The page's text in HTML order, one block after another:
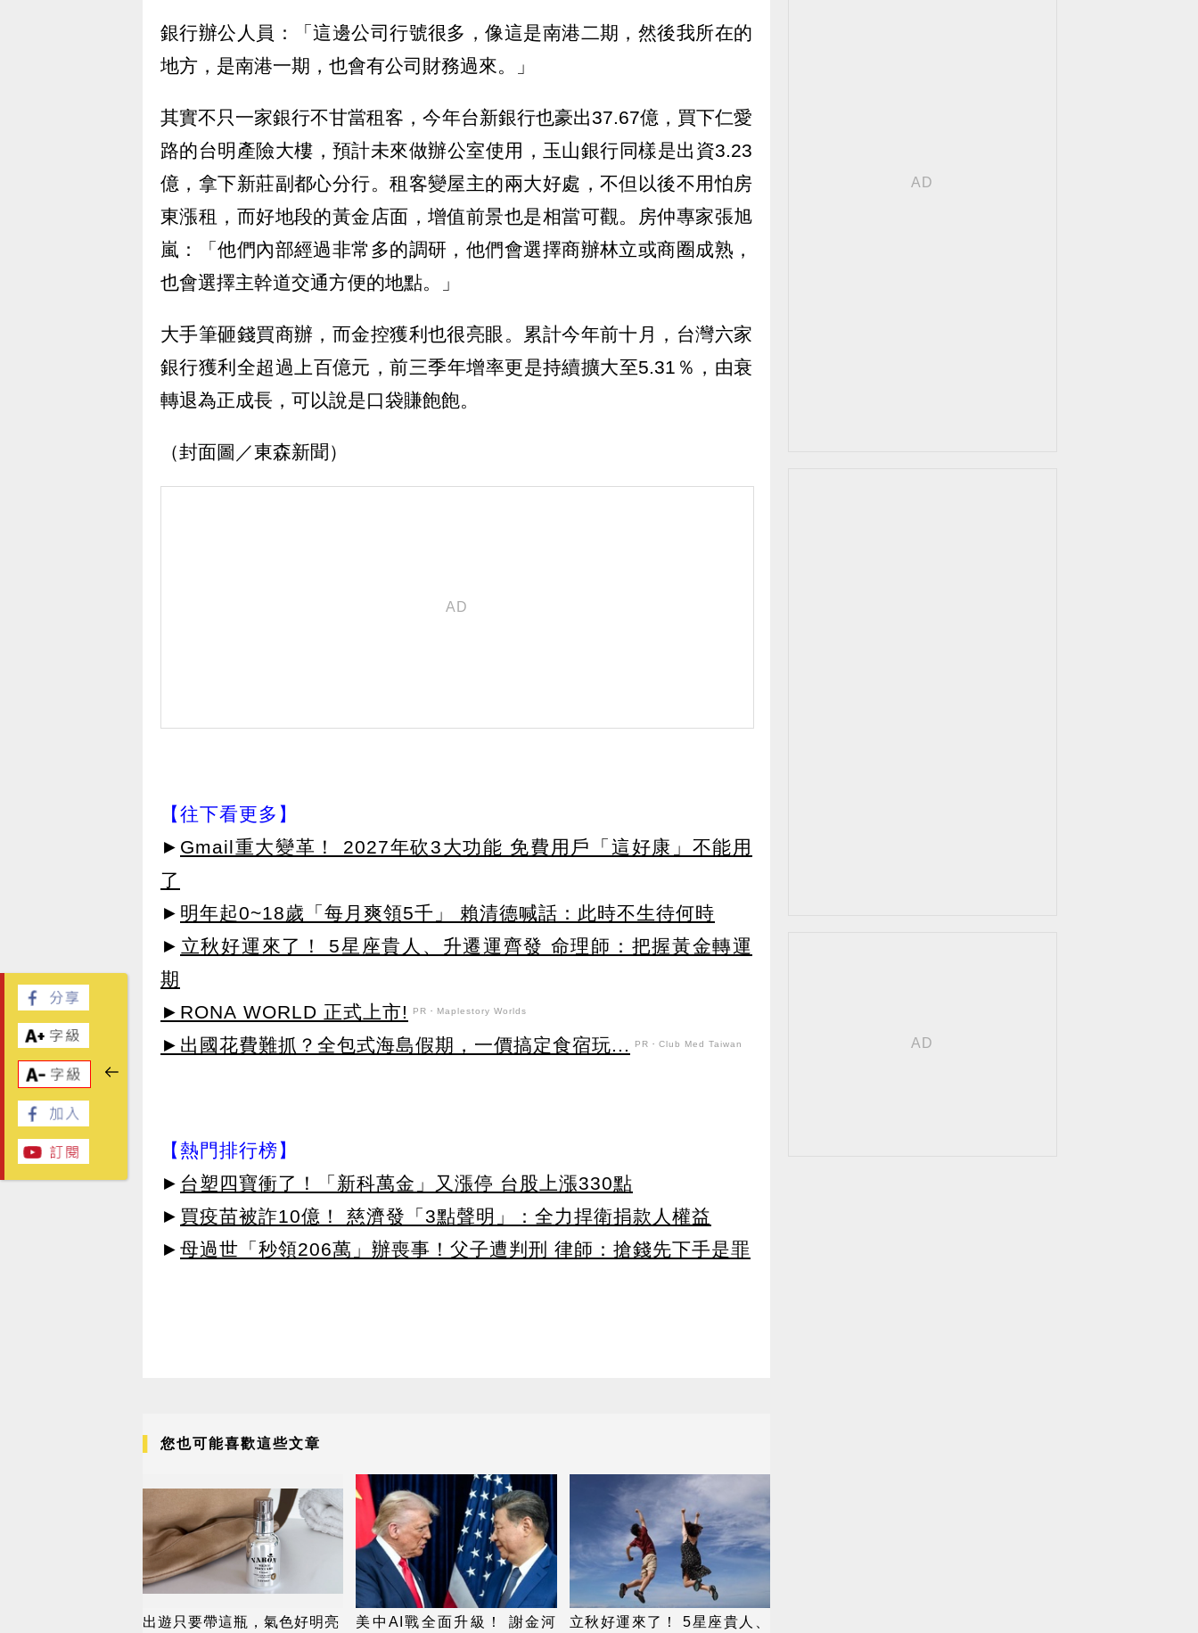
銀行辦公人員：「這邊公司行號很多，像這是南港二期，然後我所在的
地方，是南港一期，也會有公司財務過來。」
其實不只一家銀行不甘當租客，今年台新銀行也豪出37.67億，買下仁愛
路的台明產險大樓，預計未來做辦公室使用，玉山銀行同樣是出資3.23
億，拿下新莊副都心分行。租客變屋主的兩大好處，不但以後不用怕房
東漲租，而好地段的黃金店面，增值前景也是相當可觀。房仲專家張旭
嵐：「他們內部經過非常多的調研，他們會選擇商辦林立或商圈成熟，
也會選擇主幹道交通方便的地點。」
大手筆砸錢買商辦，而金控獲利也很亮眼。累計今年前十月，台灣六家
銀行獲利全超過上百億元，前三季年增率更是持續擴大至5.31％，由衰
轉退為正成長，可以說是口袋賺飽飽。
（封面圖／東森新聞）
【往下看更多】
► Gmail重大變革！ 2027年砍3大功能 免費用戶「這好康」不能用
了
► 明年起0~18歲「每月爽領5千」 賴清德喊話：此時不生待何時
► 立秋好運來了！ 5星座貴人、升遷運齊發 命理師：把握黃金轉運
期
►RONA WORLD 正式上市!
PR・Maplestory Worlds
►出國花費難抓？全包式海島假期，一價搞定食宿玩... PR・Club Med Taiwan
【熱門排行榜】
► 台塑四寶衝了！「新科萬金」又漲停 台股上漲330點
► 買疫苗被詐10億！ 慈濟發「3點聲明」：全力捍衛捐款人權益
► 母過世「秒領206萬」辦喪事！父子遭判刑 律師：搶錢先下手是罪
您也可能喜歡這些文章
出遊只要帶這瓶，氣色好明亮 美中AI戰全面升級！ 謝金河 立秋好運來了！ 5星座貴人、